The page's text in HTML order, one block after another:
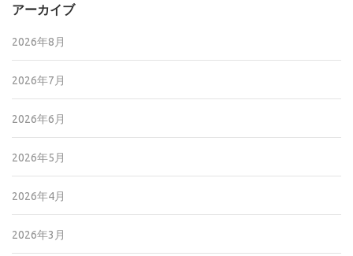
アーカイブ
2026年8月
2026年7月
2026年6月
2026年5月
2026年4月
2026年3月